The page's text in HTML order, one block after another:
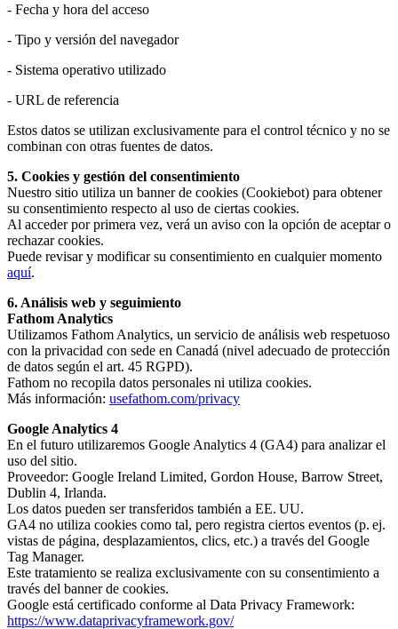
- Fecha y hora del acceso
- Tipo y versión del navegador
- Sistema operativo utilizado
- URL de referencia
Estos datos se utilizan exclusivamente para el control técnico y no se
combinan con otras fuentes de datos.
5. Cookies y gestión del consentimiento
Nuestro sitio utiliza un banner de cookies (Cookiebot) para obtener
su consentimiento respecto al uso de ciertas cookies.
Al acceder por primera vez, verá un aviso con la opción de aceptar o
rechazar cookies.
Puede revisar y modificar su consentimiento en cualquier momento
aquí.
6. Análisis web y seguimiento
Fathom Analytics
Utilizamos Fathom Analytics, un servicio de análisis web respetuoso
con la privacidad con sede en Canadá (nivel adecuado de protección
de datos según el art. 45 RGPD).
Fathom no recopila datos personales ni utiliza cookies.
Más información: usefathom.com/privacy
Google Analytics 4
En el futuro utilizaremos Google Analytics 4 (GA4) para analizar el
uso del sitio.
Proveedor: Google Ireland Limited, Gordon House, Barrow Street,
Dublin 4, Irlanda.
Los datos pueden ser transferidos también a EE. UU.
GA4 no utiliza cookies como tal, pero registra ciertos eventos (p. ej.
vistas de página, desplazamientos, clics, etc.) a través del Google
Tag Manager.
Este tratamiento se realiza exclusivamente con su consentimiento a
través del banner de cookies.
Google está certificado conforme al Data Privacy Framework:
https://www.dataprivacyframework.gov/